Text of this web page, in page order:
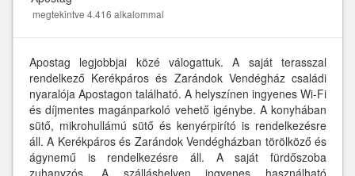
megtekintve 4.416 alkalommal
Apostag legjobbjai közé válogattuk. A saját terasszal
rendelkező Kerékpáros és Zarándok Vendégház családi
nyaralója Apostagon található. A helyszínen ingyenes Wi-Fi
és díjmentes magánparkoló vehető igénybe. A konyhában
sütő, mikrohullámú sütő és kenyérpirító is rendelkezésre
áll. A Kerékpáros és Zarándok Vendégházban törölköző és
ágynemű is rendelkezésre áll. A saját fürdőszoba
zuhanyzós. A szálláshelyen ingyenes használható